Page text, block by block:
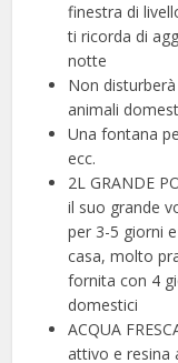
finestra di
ti ricorda di
notte
Non
animali
Una fontana
ecc.
2L GRANDE
il suo grande
per 3-5 giorni
casa, molto
fornita con 4
domestici
ACQUA
attivo e resina